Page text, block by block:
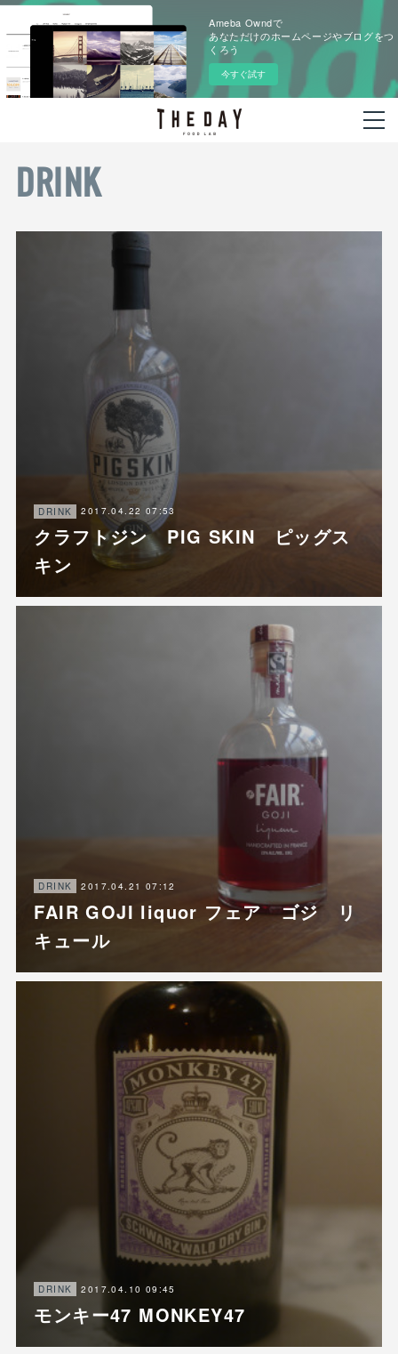
Ameba Owndで
あなただけのホームページやブログをつ
くろう
今すぐ試す
DRINK
DRINK 2017.04.22 07:53
クラフトジン PIG SKIN ピッグス
キン
DRINK 2017.04.21 07:12
FAIR GOJI liquor フェア ゴジ リ
キュール
DRINK 2017.04.10 09:45
モンキー47 MONKEY47